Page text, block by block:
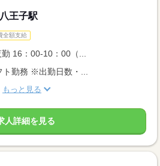
王子駅
全額支給
16：00-10：00（...
勤務 ※出勤日数・...
もっと見る
人詳細を見る